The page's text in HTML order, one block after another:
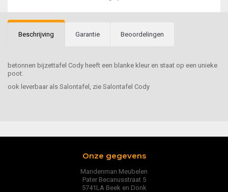
Beschrijving Garantie Beoordelingen
betonnen bijzettafel Cody heeft een blanke kleur en staat op een unieke
poot.
ook leverbaar als Salontafel, zie Salontafel Cody
Onze gegevens
Mandenman Meubelen
Pater Becanusstraat 5
5741LA Beek en Donk